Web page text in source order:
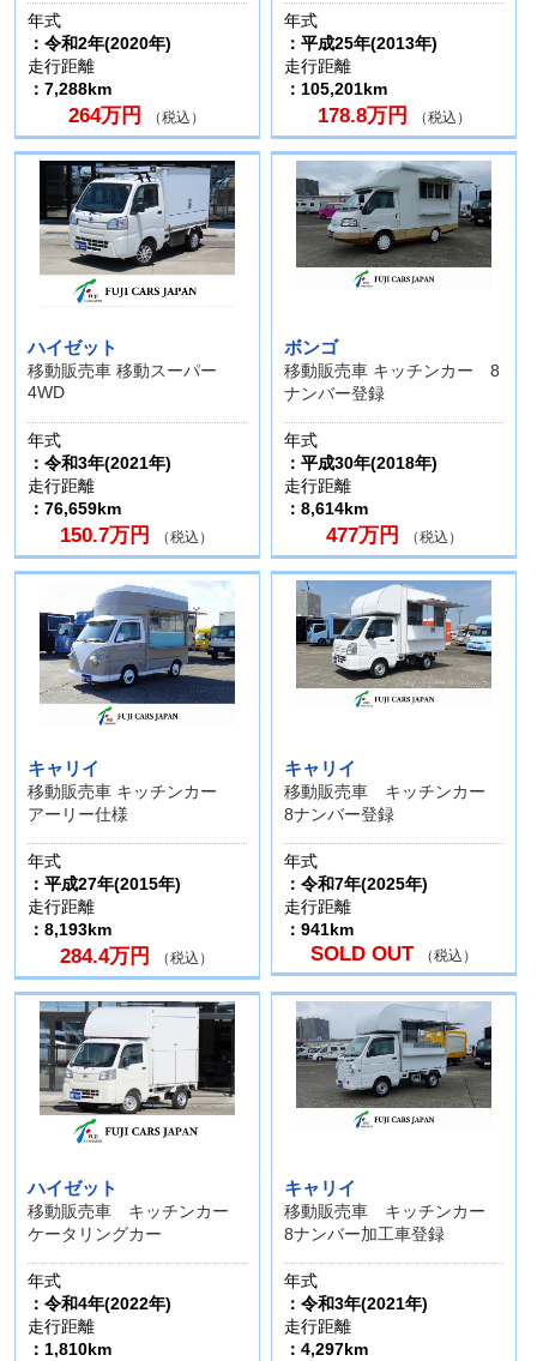
年式
：令和2年(2020年)
走行距離
：7,288km
264万円 （税込）
年式
：平成25年(2013年)
走行距離
：105,201km
178.8万円 （税込）
ハイゼット
移動販売車 移動スーパー
4WD
年式
：令和3年(2021年)
走行距離
：76,659km
150.7万円 （税込）
ボンゴ
移動販売車 キッチンカー 8
ナンバー登録
年式
：平成30年(2018年)
走行距離
：8,614km
477万円 （税込）
キャリイ
移動販売車 キッチンカー
アーリー仕様
年式
：平成27年(2015年)
走行距離
：8,193km
284.4万円 （税込）
キャリイ
移動販売車 キッチンカー
8ナンバー登録
年式
：令和7年(2025年)
走行距離
：941km
SOLD OUT （税込）
ハイゼット
移動販売車 キッチンカー
ケータリングカー
年式
：令和4年(2022年)
走行距離
：1,810km
キャリイ
移動販売車 キッチンカー
8ナンバー加工車登録
年式
：令和3年(2021年)
走行距離
：4,297km